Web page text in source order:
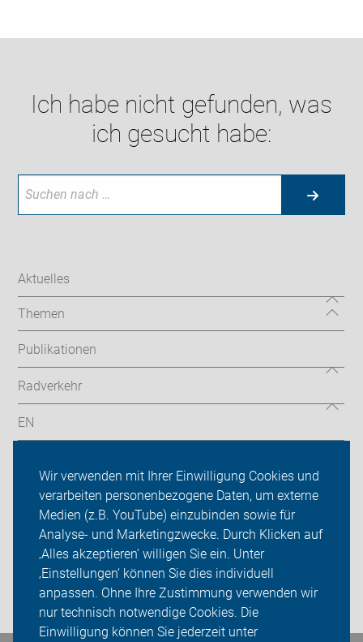
Wir verwenden mit Ihrer Einwilligung Cookies und
verarbeiten personenbezogene Daten, um externe
Medien (z.B. YouTube) einzubinden sowie für
Analyse- und Marketingzwecke. Durch Klicken auf
‚Alles akzeptieren‘ willigen Sie ein. Unter
‚Einstellungen‘ können Sie dies individuell
anpassen. Ohne Ihre Zustimmung verwenden wir
nur technisch notwendige Cookies. Die
Einwilligung können Sie jederzeit unter
Ich habe nicht gefunden, was
ich gesucht habe:
Aktuelles
Themen
Publikationen
Radverkehr
EN
ADFC Köln
Sei dabei
Presse